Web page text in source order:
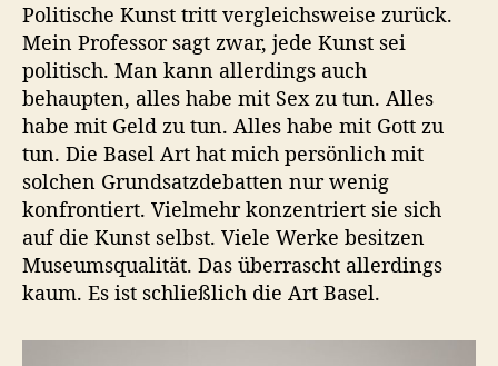
Politische Kunst tritt vergleichsweise zurück.
Mein Professor sagt zwar, jede Kunst sei
politisch. Man kann allerdings auch
behaupten, alles habe mit Sex zu tun. Alles
habe mit Geld zu tun. Alles habe mit Gott zu
tun. Die Basel Art hat mich persönlich mit
solchen Grundsatzdebatten nur wenig
konfrontiert. Vielmehr konzentriert sie sich
auf die Kunst selbst. Viele Werke besitzen
Museumsqualität. Das überrascht allerdings
kaum. Es ist schließlich die Art Basel.